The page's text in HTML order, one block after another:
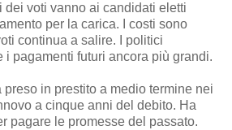
dei voti vanno ai candidati eletti
per la carica. I costi sono
continua a salire. I politici
i pagamenti futuri ancora più grandi.
preso in prestito a medio termine nei
a cinque anni del debito. Ha
pagare le promesse del passato.